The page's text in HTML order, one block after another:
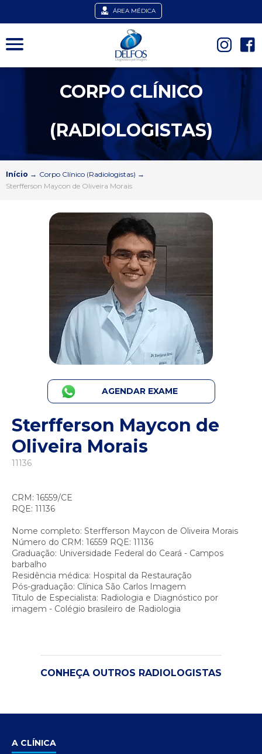
ÁREA MÉDICA
CORPO CLÍNICO
(RADIOLOGISTAS)
Início → Corpo Clínico (Radiologistas) →
Sterfferson Maycon de Oliveira Morais
AGENDAR EXAME
Sterfferson Maycon de
Oliveira Morais
11136
CRM: 16559/CE
RQE: 11136
Nome completo: Sterfferson Maycon de Oliveira Morais
Número do CRM: 16559 RQE: 11136
Graduação: Universidade Federal do Ceará - Campos
barbalho
Residência médica: Hospital da Restauração
Pós-graduação: Clínica São Carlos Imagem
Título de Especialista: Radiologia e Diagnóstico por
imagem - Colégio brasileiro de Radiologia
CONHEÇA OUTROS RADIOLOGISTAS
A CLÍNICA